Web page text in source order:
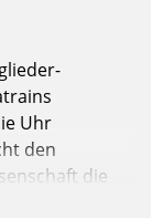
Uhr
den
die
oder PC.